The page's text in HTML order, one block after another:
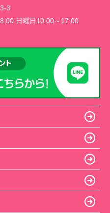
3
日曜日10:00～17:00